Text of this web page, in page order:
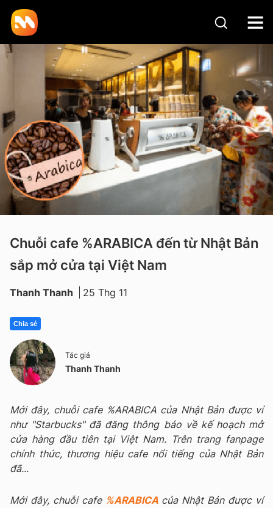
Chuỗi cafe %ARABICA đến từ Nhật Bản
sắp mở cửa tại Việt Nam
Thanh Thanh 25 Thg 11
Chia sẻ
Tác giả
Thanh Thanh
Mới đây, chuỗi cafe %ARABICA của Nhật Bản được ví
như "Starbucks" đã đăng thông báo về kế hoạch mở
cửa hàng đầu tiên tại Việt Nam. Trên trang fanpage
chính thức, thương hiệu cafe nổi tiếng của Nhật Bản
đã...
Mới đây, chuỗi cafe %ARABICAcủa Nhật Bản được ví